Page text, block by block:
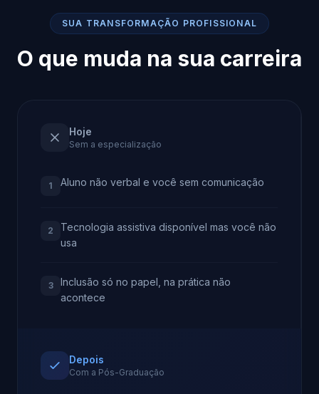
SUA TRANSFORMAÇÃO PROFISSIONAL
O que muda na sua carreira
Hoje
Sem a especialização
1 Aluno não verbal e você sem comunicação
2
Tecnologia assistiva disponível mas você não
usa
3
Inclusão só no papel, na prática não
acontece
Depois
Com a Pós-Graduação